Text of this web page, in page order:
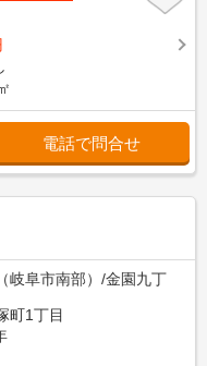
電話で問合せ
岐阜市南部）/金園九丁
町1丁目